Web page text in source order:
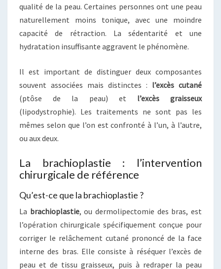
qualité de la peau. Certaines personnes ont une peau
naturellement moins tonique, avec une moindre
capacité de rétraction. La sédentarité et une
hydratation insuffisante aggravent le phénomène.
Il est important de distinguer deux composantes
souvent associées mais distinctes : l’excès cutané
(ptôse de la peau) et l’excès graisseux
(lipodystrophie). Les traitements ne sont pas les
mêmes selon que l’on est confronté à l’un, à l’autre,
ou aux deux.
La brachioplastie : l’intervention
chirurgicale de référence
Qu’est-ce que la brachioplastie ?
La brachioplastie, ou dermolipectomie des bras, est
l’opération chirurgicale spécifiquement conçue pour
corriger le relâchement cutané prononcé de la face
interne des bras. Elle consiste à réséquer l’excès de
peau et de tissu graisseux, puis à redraper la peau